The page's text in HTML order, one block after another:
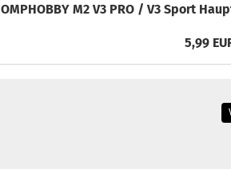
OMPHOBBY M2 V3 PRO / V3 Sport
5,99